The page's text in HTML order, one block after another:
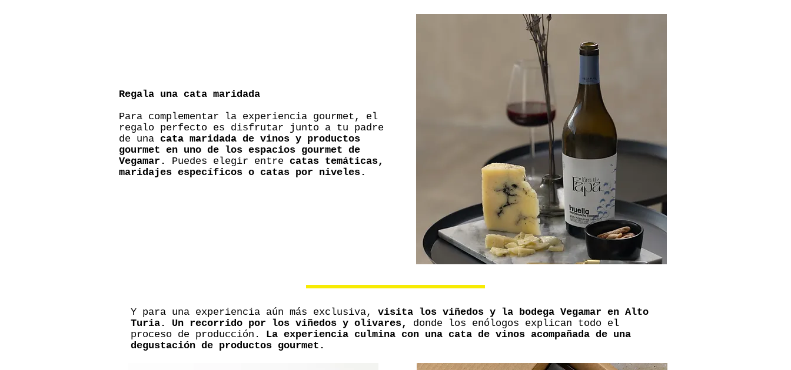
Regala una cata maridada
Para complementar la experiencia gourmet, el
regalo perfecto es disfrutar junto a tu padre
de una cata maridada de vinos y productos
gourmet en uno de los espacios gourmet de
Vegamar.
Puedes elegir entre catas temáticas,
maridajes específicos o catas por niveles.
Y para una experiencia aún más exclusiva, visita los viñedos y la bodega Vegamar en Alto
Turia. Un recorrido por los viñedos y olivares,
donde los enólogos explican todo el
proceso de producción. La experiencia culmina con una cata de vinos acompañada de una
degustación de productos gourmet.